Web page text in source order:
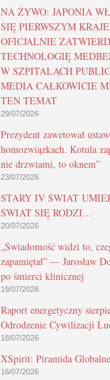
NA ŻYWO: JAPONIA
SIĘ PIERWSZYM
OFICJALNIE
TECHNOLOGIĘ
W SZPITALACH
MEDIA CAŁKOWICIE
TEN TEMAT
29/07/2026
Prezydent zawetował
homozwiązkach. Kotula
nie drzwiami, to oknem”
23/07/2026
STARY IV ŚWIAT
ŚWIAT SIĘ RODZI…
20/07/2026
„Świadomość widzi to,
zapamiętał” — Jarosław
po śmierci klinicznej
19/07/2026
Raport energetyczny
Odrodzenie Cywilizacji
18/07/2026
XSpirit: Piramida
16/07/2026